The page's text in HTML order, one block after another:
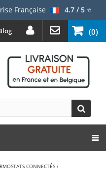
Française 4.7 / 5⭐
(0)
CONNECTÉS /